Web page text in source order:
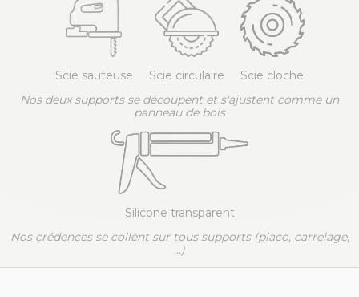
Scie sauteuse Scie circulaire
Scie cloche
Nos deux supports se découpent et s'ajustent comme un
panneau de bois
Silicone transparent
Nos crédences se collent sur tous supports (placo, carrelage,
...)